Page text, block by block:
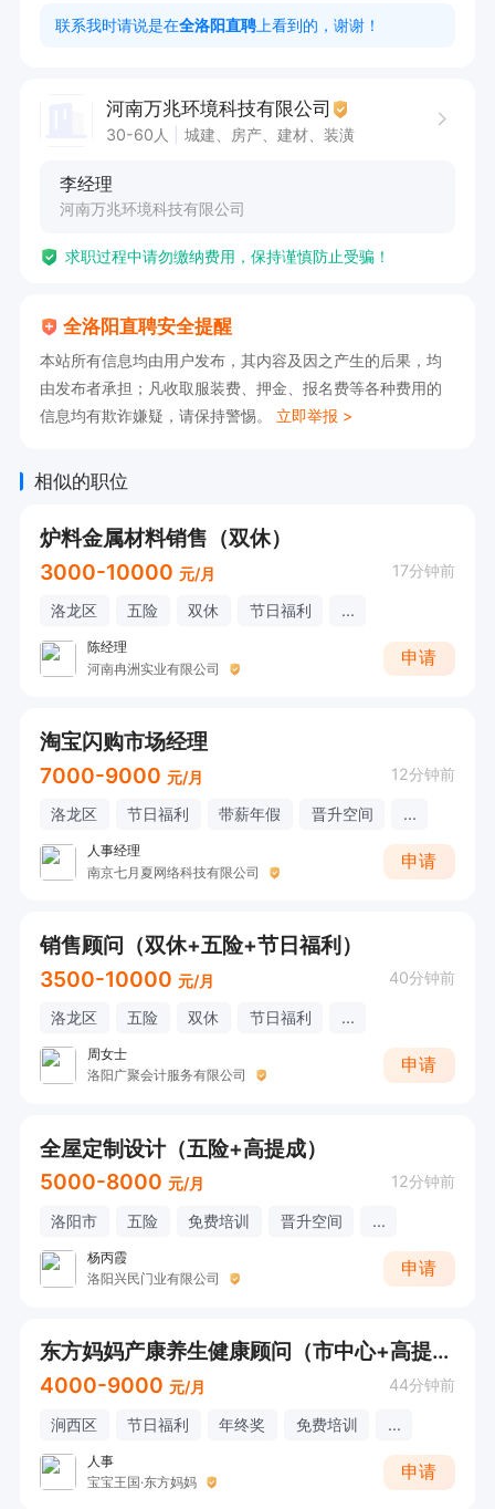
联系我时请说是在全洛阳直聘 上看到的，谢谢！
河南万兆环境科技有限公司
30-60人 城建、房产、建材、装潢
李经理
河南万兆环境科技有限公司
求职过程中请勿缴纳费用，保持谨慎防止受骗！
全洛阳直聘安全提醒
本站所有信息均由用户发布，其内容及因之产生的后果，均
由发布者承担；凡收取服装费、押金、报名费等各种费用的
信息均有欺诈嫌疑，请保持警惕。 立即举报 >
相似的职位
炉料金属材料销售（双休）
3000-10000 元/月 17分钟前
洛龙区 五险 双休 节日福利 ...
陈经理
河南冉洲实业有限公司
申请
淘宝闪购市场经理
7000-9000 元/月 12分钟前
洛龙区 节日福利 带薪年假 晋升空间 ...
人事经理
南京七月夏网络科技有限公司
申请
销售顾问（双休+五险+节日福利）
3500-10000 元/月 40分钟前
洛龙区 五险 双休 节日福利 ...
周女士
洛阳广聚会计服务有限公司
申请
全屋定制设计（五险+高提成）
5000-8000 元/月 12分钟前
洛阳市 五险 免费培训 晋升空间 ...
杨丙霞
洛阳兴民门业有限公司
申请
东方妈妈产康养生健康顾问（市中心+高提成+老板好）
4000-9000 元/月 44分钟前
涧西区 节日福利 年终奖 免费培训 ...
人事
宝宝王国·东方妈妈
申请